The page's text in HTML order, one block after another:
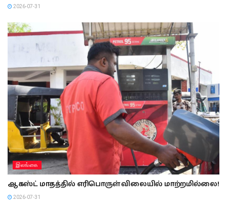
2026-07-31
இலங்கை
ஆகஸ்ட் மாதத்தில் எரிபொருள் விலையில் மாற்றமில்லை!
2026-07-31